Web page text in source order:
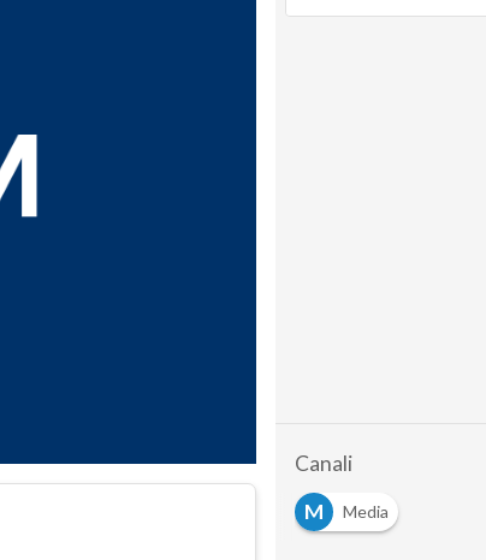
Canali
M
Media